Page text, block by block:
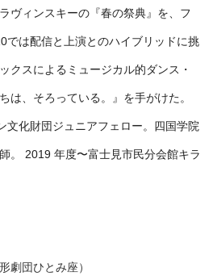
ヴィンスキーの『春の祭典』を、フ
では配信と上演とのハイブリッドに挑
クスによるミュージカル的ダンス・
は、そろっている。』を手がけた。
文化財団ジュニアフェロー。四国学院
。 2019 年度〜富士見市民分会館キラ
劇団ひとみ座）